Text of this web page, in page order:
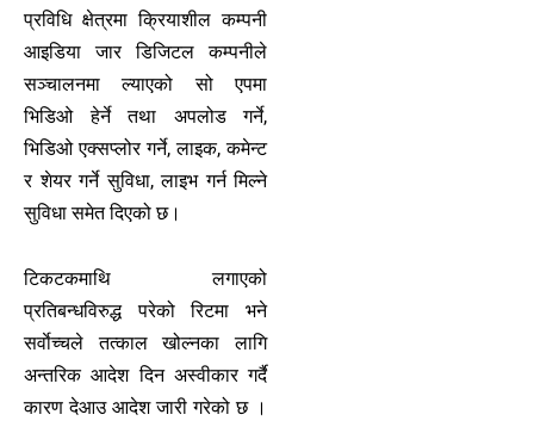
प्रविधि क्षेत्रमा क्रियाशील कम्पनी
आइडिया जार डिजिटल कम्पनीले
सञ्चालनमा ल्याएको सो एपमा
भिडिओ हेर्ने तथा अपलोड गर्ने,
भिडिओ एक्सप्लोर गर्ने, लाइक, कमेन्ट
र शेयर गर्ने सुविधा, लाइभ गर्न मिल्ने
सुविधा समेत दिएको छ।
टिकटकमाथि लगाएको
प्रतिबन्धविरुद्ध परेको रिटमा भने
सर्वाेच्चले तत्काल खोल्नका लागि
अन्तरिक आदेश दिन अस्वीकार गर्दै
कारण देआउ आदेश जारी गरेको छ ।